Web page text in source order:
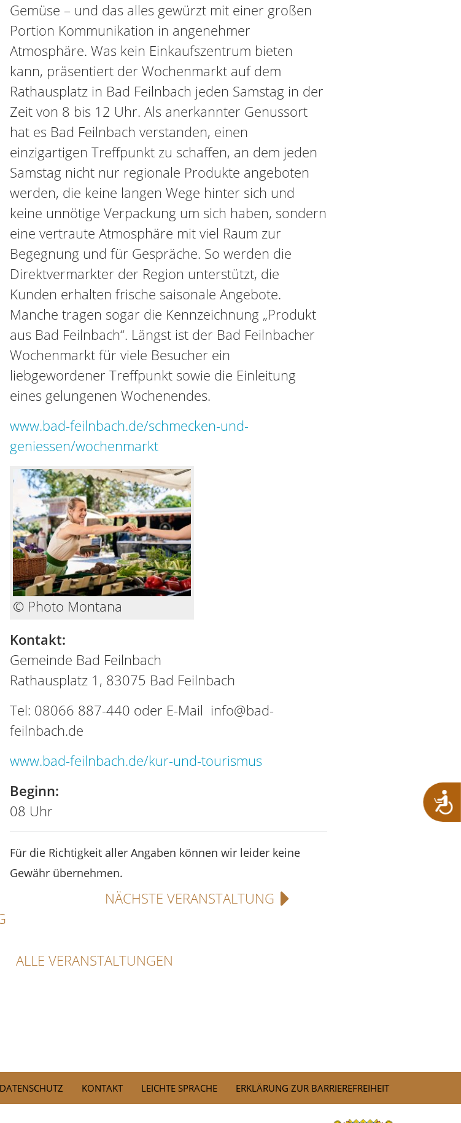
Gemüse – und das alles gewürzt mit einer großen
Portion Kommunikation in angenehmer
Atmosphäre. Was kein Einkaufszentrum bieten
kann, präsentiert der Wochenmarkt auf dem
Rathausplatz in Bad Feilnbach jeden Samstag in der
Zeit von 8 bis 12 Uhr. Als anerkannter Genussort
hat es Bad Feilnbach verstanden, einen
einzigartigen Treffpunkt zu schaffen, an dem jeden
Samstag nicht nur regionale Produkte angeboten
werden, die keine langen Wege hinter sich und
keine unnötige Verpackung um sich haben, sondern
eine vertraute Atmosphäre mit viel Raum zur
Begegnung und für Gespräche. So werden die
Direktvermarkter der Region unterstützt, die
Kunden erhalten frische saisonale Angebote.
Manche tragen sogar die Kennzeichnung „Produkt
aus Bad Feilnbach“. Längst ist der Bad Feilnbacher
Wochenmarkt für viele Besucher ein
liebgewordener Treffpunkt sowie die Einleitung
eines gelungenen Wochenendes.
www.bad-feilnbach.de/schmecken-und-
geniessen/wochenmarkt
© Photo Montana
Kontakt:
Gemeinde Bad Feilnbach
Rathausplatz 1, 83075 Bad Feilnbach
Tel: 08066 887-440 oder E-Mail info@bad-
feilnbach.de
www.bad-feilnbach.de/kur-und-tourismus
Beginn:
08 Uhr
Für die Richtigkeit aller Angaben können wir leider keine
Gewähr übernehmen.
NÄCHSTE VERANSTALTUNG
ALLE VERANSTALTUNGEN
DATENSCHUTZ KONTAKT LEICHTE SPRACHE ERKLÄRUNG ZUR BARRIEREFREIHEIT